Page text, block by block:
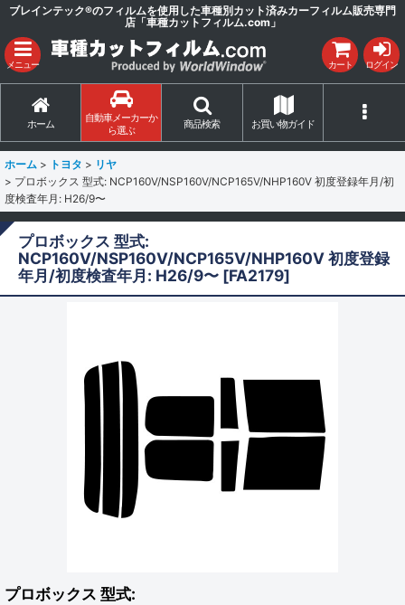
ブレインテック®のフィルムを使用した車種別カット済みカーフィルム販売専門
店「車種カットフィルム.com」
メニュー カート ログイン
ホーム
自動車メーカーか
ら選ぶ
商品検索 お買い物ガイド
ホーム > トヨタ > リヤ
> プロボックス 型式: NCP160V/NSP160V/NCP165V/NHP160V 初度登録年月/初
度検査年月: H26/9〜
プロボックス 型式:
NCP160V/NSP160V/NCP165V/NHP160V 初度登録
年月/初度検査年月: H26/9〜 [FA2179]
プロボックス 型式: